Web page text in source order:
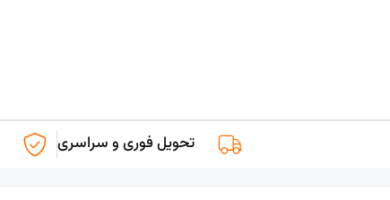
تحویل فوری و سراسری